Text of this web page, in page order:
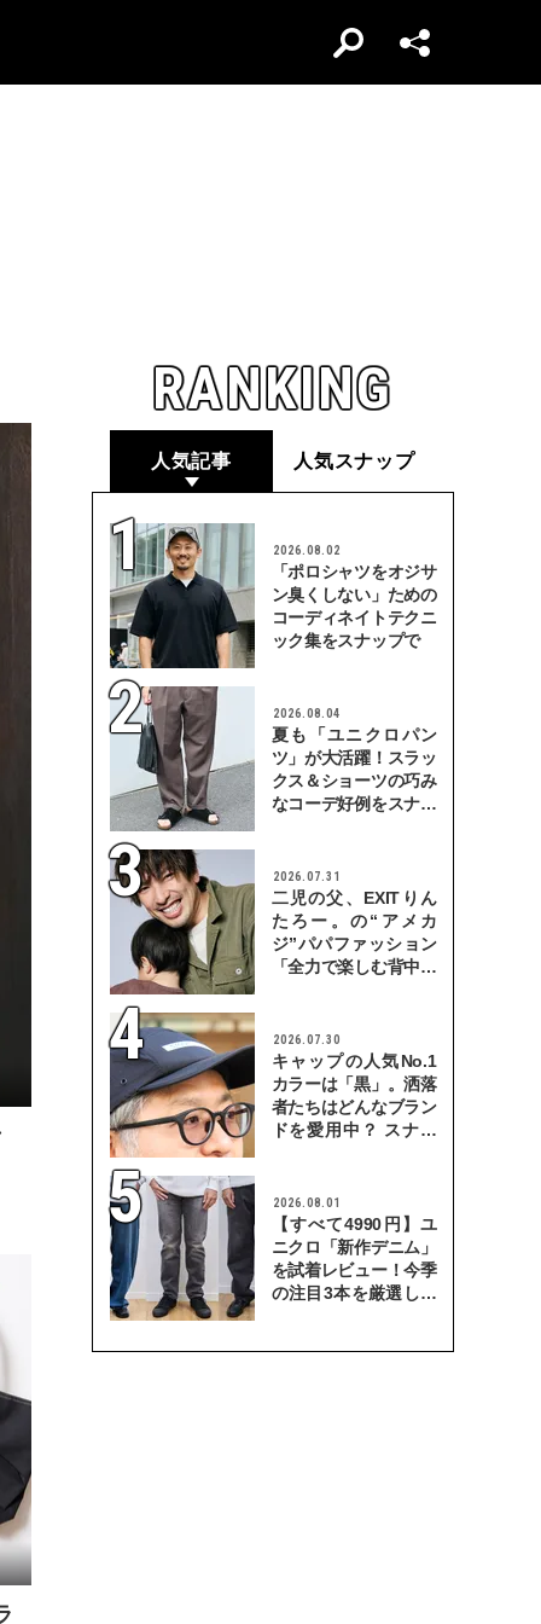
RANKING
人気記事 人気スナップ
2026.08.02
「ポロシャツをオジサ
ン臭くしない」ための
コーディネイトテクニ
ック集をスナップで
2026.08.04
夏も「ユニクロパン
ツ」が大活躍！スラッ
クス＆ショーツの巧み
なコーデ好例をスナッ
2026.07.31
二児の父、EXITりん
たろー。の“アメカ
ジ”パパファッション
「全力で楽しむ背中を
2026.07.30
キャップの人気No.1
カラーは「黒」。洒落
者たちはどんなブラン
ドを愛用中？ スナッ
2026.08.01
【すべて4990円】ユ
ニクロ「新作デニム」
を試着レビュー！今季
の注目3本を厳選して